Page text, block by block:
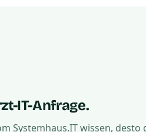
IT-Anfrage.
Systemhaus.IT wissen, desto